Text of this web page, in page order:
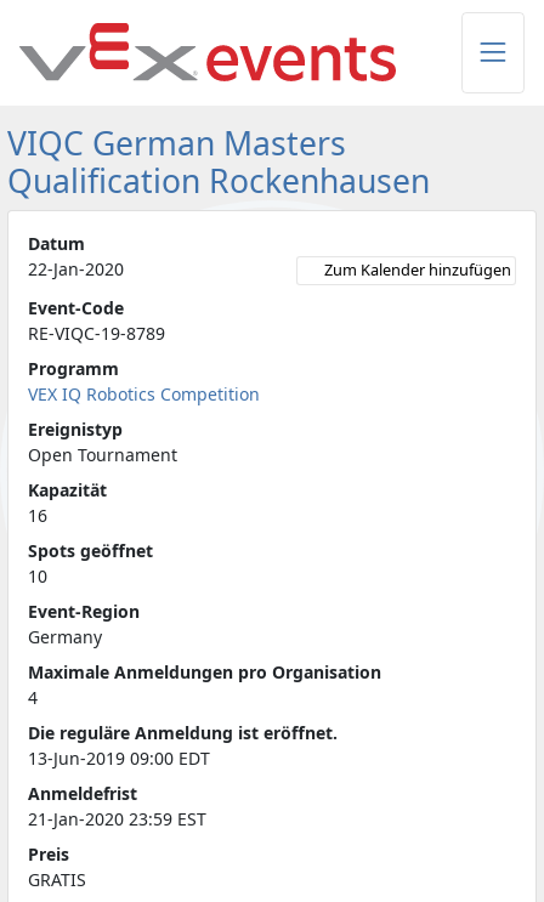
VIQC German Masters
Qualification Rockenhausen
Datum
22-Jan-2020
Zum Kalender hinzufügen
Event-Code
RE-VIQC-19-8789
Programm
VEX IQ Robotics Competition
Ereignistyp
Open Tournament
Kapazität
16
Spots geöffnet
10
Event-Region
Germany
Maximale Anmeldungen pro Organisation
4
Die reguläre Anmeldung ist eröffnet.
13-Jun-2019 09:00 EDT
Anmeldefrist
21-Jan-2020 23:59 EST
Preis
GRATIS